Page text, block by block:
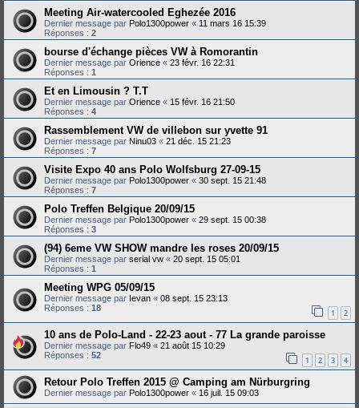
Meeting Air-watercooled Eghezée 2016
Dernier message par Polo1300power « 11 mars 16 15:39
Réponses : 2
bourse d'échange pièces VW à Romorantin
Dernier message par Orience « 23 févr. 16 22:31
Réponses : 1
Et en Limousin ? T.T
Dernier message par Orience « 15 févr. 16 21:50
Réponses : 4
Rassemblement VW de villebon sur yvette 91
Dernier message par Ninu03 « 21 déc. 15 21:23
Réponses : 7
Visite Expo 40 ans Polo Wolfsburg 27-09-15
Dernier message par Polo1300power « 30 sept. 15 21:48
Réponses : 7
Polo Treffen Belgique 20/09/15
Dernier message par Polo1300power « 29 sept. 15 00:38
Réponses : 3
(94) 6eme VW SHOW mandre les roses 20/09/15
Dernier message par serial vw « 20 sept. 15 05:01
Réponses : 1
Meeting WPG 05/09/15
Dernier message par Ievan « 08 sept. 15 23:13
Réponses : 18 1 2
10 ans de Polo-Land - 22-23 aout - 77 La grande paroisse
Dernier message par Flo49 « 21 août 15 10:29
Réponses : 52 1 2 3 4
Retour Polo Treffen 2015 @ Camping am Nürburgring
Dernier message par Polo1300power « 16 juil. 15 09:03